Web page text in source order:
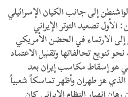
إلى جانب الكيان الإسرائيلي
تصعيد التوتر الإيراني
الارتماء في الحضن الأمريكي
تنويع تحالفاتها وتقليل الاعتماد
هو إسقاط مكاسب إيران بعد
هز طهران وأظهر تماسكاً شعبياً